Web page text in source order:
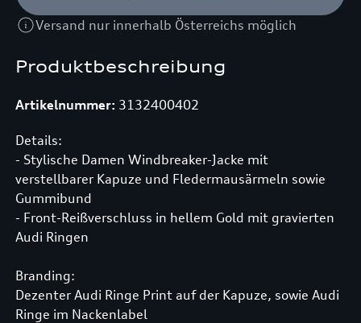
Produktbeschreibung
Artikelnummer: 3132400402
Details:
- Stylische Damen Windbreaker-Jacke mit
verstellbarer Kapuze und Fledermausärmeln sowie
Gummibund
- Front-Reißverschluss in hellem Gold mit gravierten
Audi Ringen
Branding:
Dezenter Audi Ringe Print auf der Kapuze, sowie Audi
Ringe im Nackenlabel
Versand nur innerhalb Österreichs möglich